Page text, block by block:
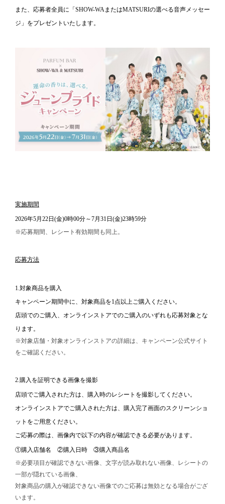
また、応募者全員に「SHOW-WAまたはMATSURIの選べる音声メッセー
ジ」をプレゼントいたします。
実施期間
2026年5月22日(金)0時00分～7月31日(金)23時59分
※応募期間、レシート有効期間も同上。
応募方法
1.対象商品を購入
キャンペーン期間中に、対象商品を1点以上ご購入ください。
店頭でのご購入、オンラインストアでのご購入のいずれも応募対象とな
ります。
※対象店舗・対象オンラインストアの詳細は、キャンペーン公式サイト
をご確認ください。
2.購入を証明できる画像を撮影
店頭でご購入された方は、購入時のレシートを撮影してください。
オンラインストアでご購入された方は、購入完了画面のスクリーンショ
ットをご用意ください。
ご応募の際は、画像内で以下の内容が確認できる必要があります。
①購入店舗名 ②購入日時 ③購入商品名
※必要項目が確認できない画像、文字が読み取れない画像、レシートの
一部が隠れている画像、
対象商品の購入が確認できない画像でのご応募は無効となる場合がござ
います。